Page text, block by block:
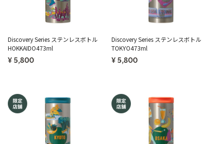
Discovery Series ステンレスボトル
HOKKAIDO473ml
¥ 5,800
Discovery Series ステンレスボトル
TOKYO473ml
¥ 5,800